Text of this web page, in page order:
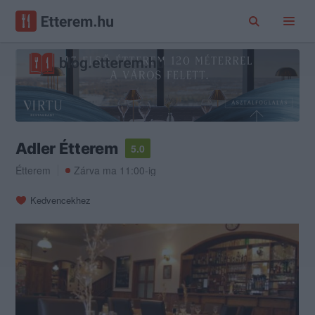
Adler Étterem
5.0
Étterem
Zárva ma 11:00-ig
Kedvencekhez